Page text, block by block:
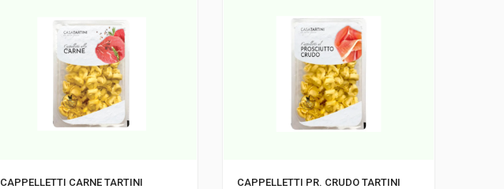
CAPPELLETTI CARNE TARTINI CAPPELLETTI PR. CRUDO TARTINI